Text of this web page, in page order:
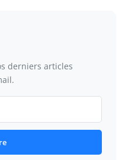
derniers articles